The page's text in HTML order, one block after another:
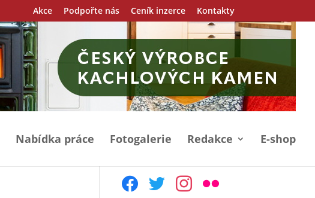
Akce Podpořte nás Ceník inzerce Kontakty
Nabídka práce Fotogalerie Redakce E-shop
facebooktwitter instagram
flickr